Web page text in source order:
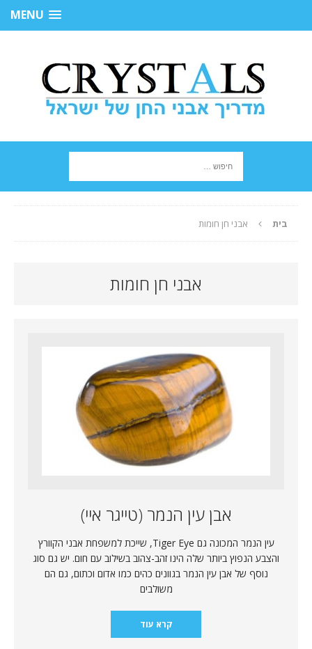
MENU
בית אבני חן חומות
אבני חן חומות
אבן עין הנמר (טייגר איי)
עין הנמר המכונה גם Tiger Eye, שייכת למשפחת אבני הקוורץ
והצבע הנפוץ ביותר שלה הינו זהב-צהוב בשילוב עם חום. יש גם סוג
נוסף של אבן עין הנמר בגוונים כהים כמו אדום וכתום, גם הם
משולבים
קרא עוד